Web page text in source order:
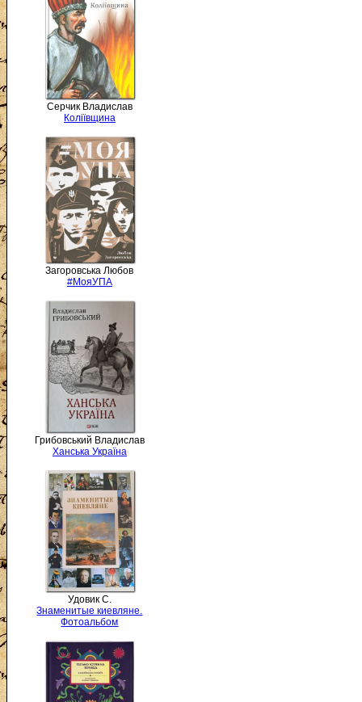
Серчик Владислав
Коліївщина
Загоровська Любов
#МояУПА
Грибовський Владислав
Ханська Україна
Удовик С.
Знаменитые киевляне.
Фотоальбом